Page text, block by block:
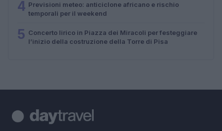
4 Previsioni meteo: anticiclone africano e rischio
temporali per il weekend
5 Concerto lirico in Piazza dei Miracoli per festeggiare
l’inizio della costruzione della Torre di Pisa